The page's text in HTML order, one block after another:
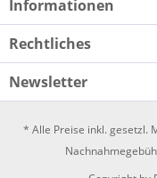
Informationen
Rechtliches
Newsletter
* Alle Preise inkl. gesetzl.